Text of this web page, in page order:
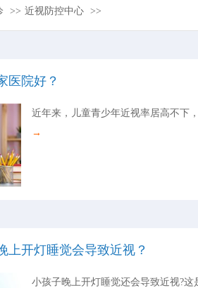
>> 近视防控中心 >>
医院好？
近年来，儿童青少年近视率居高不下
→
上开灯睡觉会导致近视？
小孩子晚上开灯睡觉还会导致近视?